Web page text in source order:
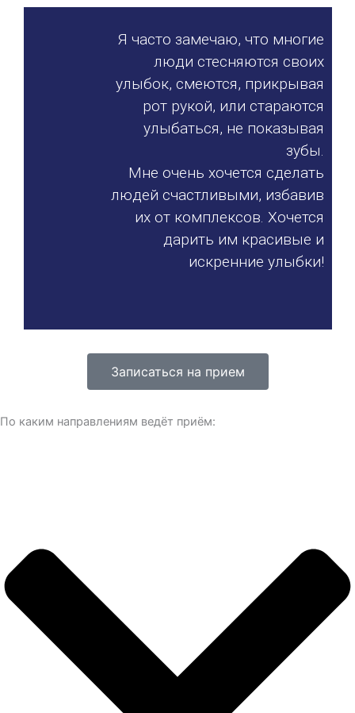
Я часто замечаю, что многие
люди стесняются своих
улыбок, смеются, прикрывая
рот рукой, или стараются
улыбаться, не показывая
зубы.
Мне очень хочется сделать
людей счастливыми, избавив
их от комплексов. Хочется
дарить им красивые и
искренние улыбки!
Записаться на прием
По каким направлениям ведёт приём: